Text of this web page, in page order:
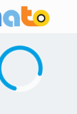
Caricamento in corso...